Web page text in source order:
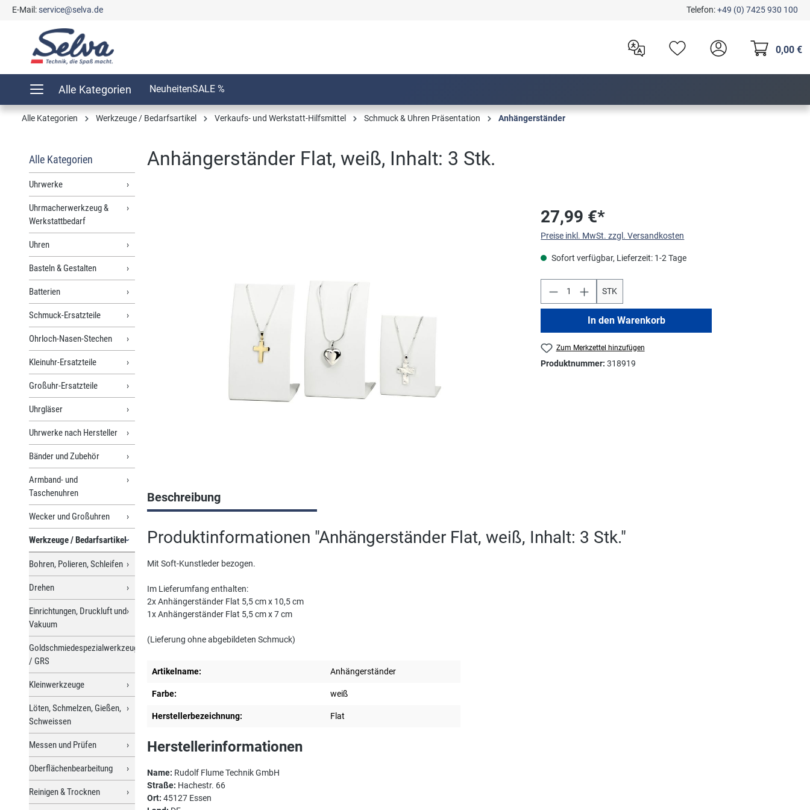
Zur Hauptnavigation springen
E-Mail:service@selva.de Telefon:+49 (0) 7425 930 100
0,00 €
Alle Kategorien NeuheitenSALE %
Alle Kategorien Werkzeuge / Bedarfsartikel Verkaufs- und Werkstatt-Hilfsmittel Schmuck & Uhren Präsentation Anhängerständer
Alle Kategorien
Uhrwerke
Uhrmacherwerkzeug &
Werkstattbedarf
Uhren
Basteln & Gestalten
Batterien
Schmuck-Ersatzteile
Ohrloch-Nasen-Stechen
Kleinuhr-Ersatzteile
Großuhr-Ersatzteile
Uhrgläser
Uhrwerke nach Hersteller
Bänder und Zubehör
Armband- und
Taschenuhren
Wecker und Großuhren
Werkzeuge / Bedarfsartikel
Bohren, Polieren, Schleifen
Drehen
Einrichtungen, Druckluft und
Vakuum
Goldschmiedespezialwerkzeuge
/ GRS
Kleinwerkzeuge
Löten, Schmelzen, Gießen,
Schweissen
Messen und Prüfen
Oberflächenbearbeitung
Reinigen & Trocknen
Anhängerständer Flat, weiß, Inhalt: 3 Stk.
27,99 €*
Preise inkl. MwSt. zzgl. Versandkosten
Sofort verfügbar, Lieferzeit: 1-2 Tage
STK
In den Warenkorb
Zum Merkzettel hinzufügen
Produktnummer:318919
Beschreibung
Produktinformationen "Anhängerständer Flat, weiß, Inhalt: 3 Stk."
Mit Soft-Kunstleder bezogen.
Im Lieferumfang enthalten:
2x Anhängerständer Flat 5,5 cm x 10,5 cm
1x Anhängerständer Flat 5,5 cm x 7 cm
(Lieferung ohne abgebildeten Schmuck)
Artikelname: Anhängerständer
Farbe: weiß
Herstellerbezeichnung: Flat
Herstellerinformationen
Name: Rudolf Flume Technik GmbH
Straße: Hachestr. 66
Ort: 45127 Essen